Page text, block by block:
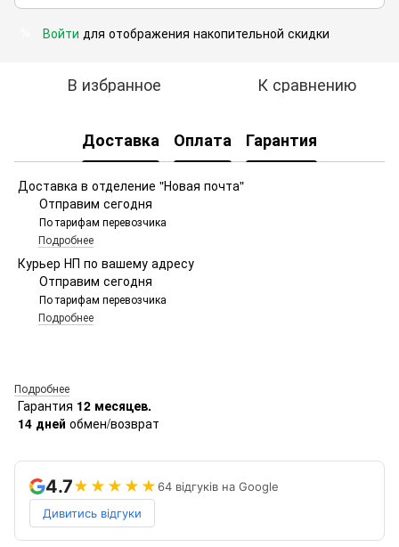
Войти для отображения накопительной скидки
В избранное К сравнению
Доставка Оплата Гарантия
Доставка в отделение "Новая почта"
Отправим сегодня
По тарифам перевозчика
Подробнее
Курьер НП по вашему адресу
Отправим сегодня
По тарифам перевозчика
Подробнее
Подробнее
Гарантия 12 месяцев.
14 дней обмен/возврат
4.7★★★★★64 відгуків на Google
Дивитись відгуки